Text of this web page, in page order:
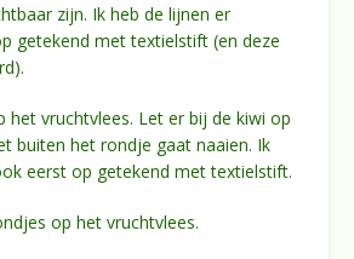
zijn. Ik heb de lijnen er
getekend met textielstift (en deze
het vruchtvlees. Let er bij de kiwi op
buiten het rondje gaat naaien. Ik
eerst op getekend met textielstift.
op het vruchtvlees.